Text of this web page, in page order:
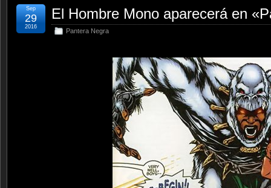
El Hombre Mono aparecerá en
Pantera Negra
Sep
29
2016